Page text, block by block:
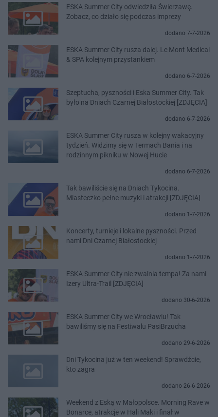
ESKA Summer City odwiedziła Świerzawę.
Zobacz, co działo się podczas imprezy
dodano 7-7-2026
ESKA Summer City rusza dalej. Le Mont Medical
& SPA kolejnym przystankiem
dodano 6-7-2026
Szeptucha, pyszności i Eska Summer City. Tak
było na Dniach Czarnej Białostockiej [ZDJĘCIA]
dodano 6-7-2026
ESKA Summer City rusza w kolejny wakacyjny
tydzień. Widzimy się w Termach Bania i na
rodzinnym pikniku w Nowej Hucie
dodano 6-7-2026
Tak bawiliście się na Dniach Tykocina.
Miasteczko pełne muzyki i atrakcji [ZDJĘCIA]
dodano 1-7-2026
Koncerty, turnieje i lokalne pyszności. Przed
nami Dni Czarnej Białostockiej
dodano 1-7-2026
ESKA Summer City nie zwalnia tempa! Za nami
Izery Ultra-Trail [ZDJĘCIA]
dodano 30-6-2026
ESKA Summer City we Wrocławiu! Tak
bawiliśmy się na Festiwalu PasiBrzucha
dodano 29-6-2026
Dni Tykocina już w ten weekend! Sprawdźcie,
kto zagra
dodano 26-6-2026
Weekend z Eską w Małopolsce. Morning Rave w
Bonarce, atrakcje w Hali Maki i finał w